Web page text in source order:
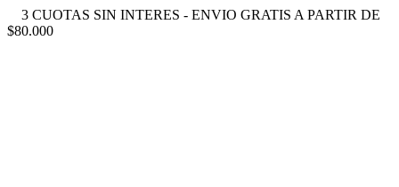
3 CUOTAS SIN INTERES - ENVIO GRATIS A PARTIR DE
$80.000